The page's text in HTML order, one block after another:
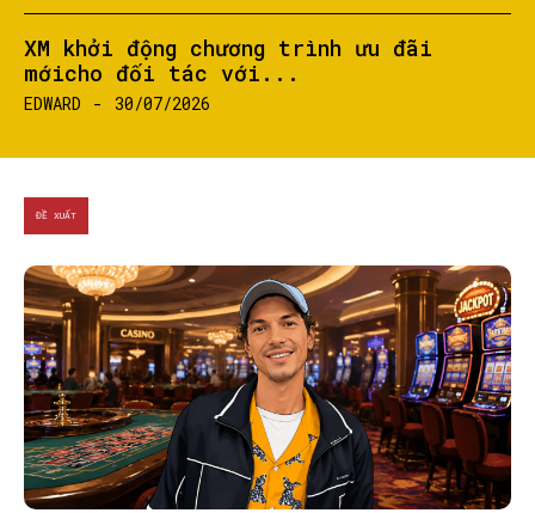
XM khởi động chương trình ưu đãi
mớicho đối tác với...
EDWARD - 30/07/2026
ĐỀ XUẤT